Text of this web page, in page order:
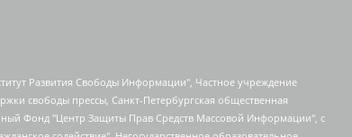
комьюнити-центр для ЛГБТ+инициатив, Благотворительный фонд развития филантропии, Deutsche Welle (Германия, Kurt-Schumacher-Strasse 3, 53113 Bonn), Борзунова Мария Михайловна, Воробьев Виктор Викторович, Голубева Анна Львовна, Константинова Алла Михайловна, Малкова Ирина Владимировна, Мурадов Мурад Абдулгалимович, Осетинская Елизавета Николаевна, Понасенков Евгений Николаевич, Ганапольский Матвей Юрьевич, Киселев Евгений Алексеевич, Борухович Ирина Григорьевна, Дремин Иван Тимофеевич, Дубровский Дмитрий Викторович, Красноярская региональная общественная организация поддержки и развития альтернативных образовательных технологий и межкультурных коммуникаций "ИНТЕРРА", Маяковская Екатерина Алексеевна, Фейгин Марк Захарович, Филимонов Андрей Викторович, Дзугкоева Регина Николаевна, Доброхотов Роман Александрович, Дудь Юрий Александрович, Елкин Сергей Владимирович, Кругликов Кирилл Игоревич, Сабунаева Мария Леонидовна, Семенов Алексей Владимирович, Шаинян Карен Багратович, Шульман Екатерина Михайловна, Асафьев Артур Валерьевич, Вахштайн Виктор Семенович, Венедиктов Алексей Алексеевич, Лушникова Екатерина Евгеньевна, Волков Леонид Михайлович, Невзоров Александр Глебович, Пархоменко Сергей Борисович, Сироткин Ярослав Николаевич, Кара-Мурза Владимир Владимирович, Баранова Наталья Владимировна, Гозман Леонид Яковлевич, Кагарлицкий Борис Юльевич, Климарев Михаил Валерьевич, Милов Владимир Станиславович, Автономная некоммерческая организация Краснодарский центр современного искусства "Типография", Моргенштерн Алишер Тагирович, Соболь Любовь Эдуардовна, Общество с ограниченной ответственностью "ЛИЗА НОРМ", Каспаров Гарри Кимович, Ходорковский Михаил Борисович, Общество с ограниченной ответственностью "Апрельские тезисы", Данилович Ирина Брониславовна, Кашин Олег Владимирович, Петров Николай Владимирович, Пивоваров Алексей Владимирович, Соколов Михаил Владимирович, Цветкова Юлия Владимировна, Чичваркин Евгений Александрович, Комитет против пыток/Команда против пыток, Общество с ограниченной ответственностью "Первый научный", Общество с ограниченной ответственностью "Вертолет и ко", Белоцерковская Вероника Борисовна, Кац Максим Евгеньевич, Лазарева Татьяна Юрьевна, Шаведдинов Руслан Табризович, Яшин Илья Валерьевич, Общество с ограниченной ответственностью "Иноагент ААВ", Алешковский Дмитрий Петрович, Альбац Евгения Марковна, Быков Дмитрий Львович, Галямина Юлия Евгеньевна, Лойко Сергей Леонидович, Мартынов Кирилл Константинович, Медведев Сергей Александрович, Крашенинников Федор Геннадиевич, Гордеева Катерина Вл